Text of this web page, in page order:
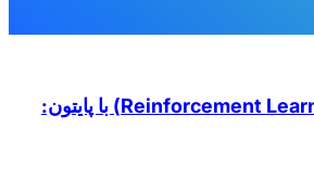
یادگیری تقویتی (Reinforcement Learning) با پایتون: